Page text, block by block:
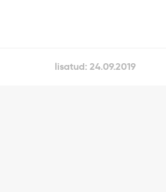
lisatud: 24.09.2019